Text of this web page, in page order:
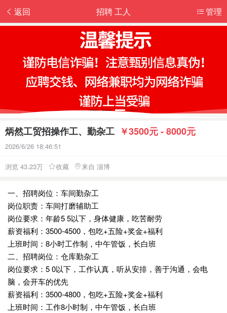
返回 管理
招聘 工人
炳然工贸招操作工、勤杂工 ￥3500元 - 8000元
2026/6/26 18:46:51
浏览 43.23万 收藏 来自 淄博
一、招聘岗位：车间勤杂工
岗位职责：车间打磨辅助工
岗位要求：年龄5 5以下，身体健康，吃苦耐劳
薪资福利：3500-4500，包吃+五险+奖金+福利
上班时间：8小时工作制，中午管饭，长白班
二、招聘岗位：仓库勤杂工
岗位要求：5 0以下，工作认真，听从安排，善于沟通，会电
脑，会开车的优先
薪资福利：3500-4800，包吃+五险+奖金+福利
上班时间：工作8小时制，中午管饭，长白班